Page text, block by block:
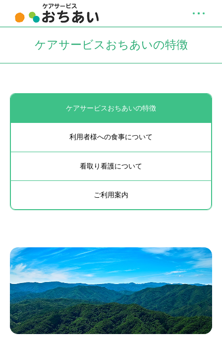
ケアサービスおちあいの特徴
ケアサービスおちあいの特徴
利用者様への食事について
看取り看護について
ご利用案内